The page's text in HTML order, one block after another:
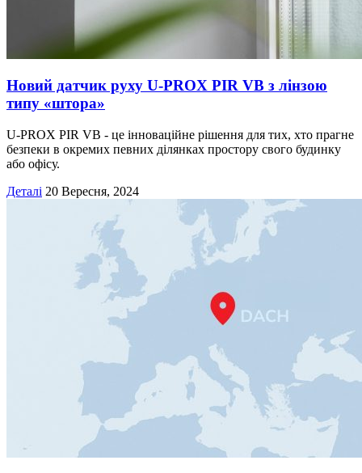
Новий датчик руху U-PROX PIR VB з лінзою
типу «штора»
U-PROX PIR VB - це інноваційне рішення для тих, хто прагне
безпеки в окремих певних ділянках простору свого будинку
або офісу.
Деталі 20 Вересня, 2024